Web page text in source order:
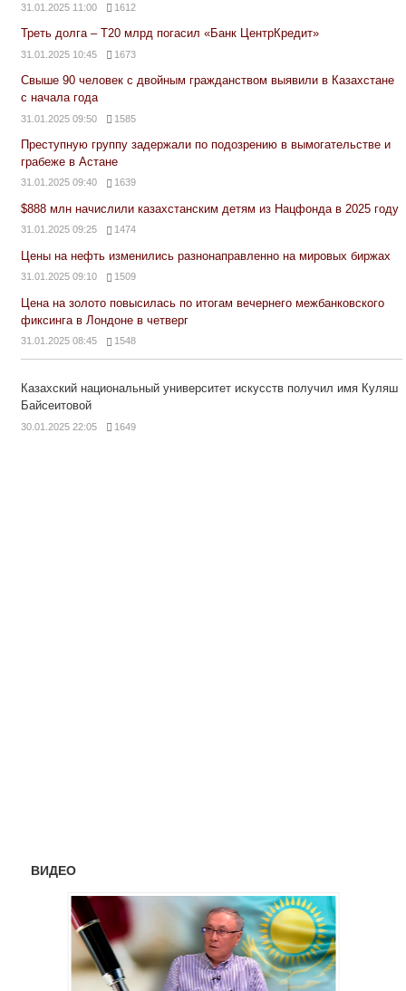
31.01.2025 11:00 1612
Треть долга – Т20 млрд погасил «Банк ЦентрКредит»
31.01.2025 10:45 1673
Свыше 90 человек с двойным гражданством выявили в Казахстане
с начала года
31.01.2025 09:50 1585
Преступную группу задержали по подозрению в вымогательстве и
грабеже в Астане
31.01.2025 09:40 1639
$888 млн начислили казахстанским детям из Нацфонда в 2025 году
31.01.2025 09:25 1474
Цены на нефть изменились разнонаправленно на мировых биржах
31.01.2025 09:10 1509
Цена на золото повысилась по итогам вечернего межбанковского
фиксинга в Лондоне в четверг
31.01.2025 08:45 1548
Казахский национальный университет искусств получил имя Куляш
Байсеитовой
30.01.2025 22:05 1649
ВИДЕО